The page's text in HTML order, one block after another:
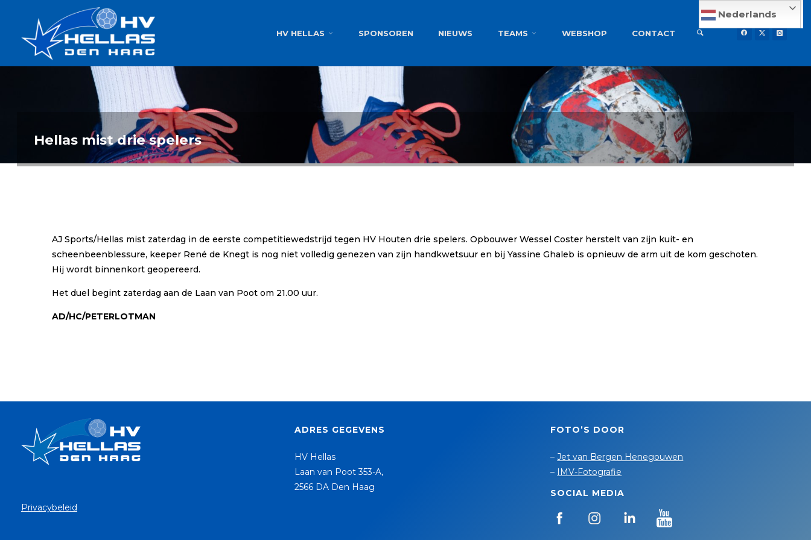
AMBITIE
HV HELLAS SPONSOREN NIEUWS TEAMS WEBSHOP CONTACT
Nederlands
Hellas mist drie spelers
AJ Sports/Hellas mist zaterdag in de eerste competitiewedstrijd tegen HV Houten drie spelers. Opbouwer Wessel Coster herstelt van zijn kuit- en
scheenbeenblessure, keeper René de Knegt is nog niet volledig genezen van zijn handkwetsuur en bij Yassine Ghaleb is opnieuw de arm uit de kom geschoten.
Hij wordt binnenkort geopereerd.
Het duel begint zaterdag aan de Laan van Poot om 21.00 uur.
AD/HC/PETERLOTMAN
Privacybeleid
ADRES GEGEVENS
HV Hellas
Laan van Poot 353-A,
2566 DA Den Haag
FOTO’S DOOR
–Jet van Bergen Henegouwen
– IMV-Fotografie
SOCIAL MEDIA